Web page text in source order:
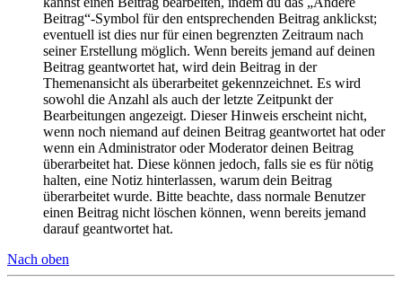
Beitrag“-Symbol für den entsprechenden Beitrag anklickst;
eventuell ist dies nur für einen begrenzten Zeitraum nach
seiner Erstellung möglich. Wenn bereits jemand auf deinen
Beitrag geantwortet hat, wird dein Beitrag in der
Themenansicht als überarbeitet gekennzeichnet. Es wird
sowohl die Anzahl als auch der letzte Zeitpunkt der
Bearbeitungen angezeigt. Dieser Hinweis erscheint nicht,
wenn noch niemand auf deinen Beitrag geantwortet hat oder
wenn ein Administrator oder Moderator deinen Beitrag
überarbeitet hat. Diese können jedoch, falls sie es für nötig
halten, eine Notiz hinterlassen, warum dein Beitrag
überarbeitet wurde. Bitte beachte, dass normale Benutzer
einen Beitrag nicht löschen können, wenn bereits jemand
darauf geantwortet hat.
Nach oben